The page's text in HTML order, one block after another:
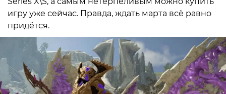
игру уже сейчас. Правда, ждать марта всё равно
придётся.